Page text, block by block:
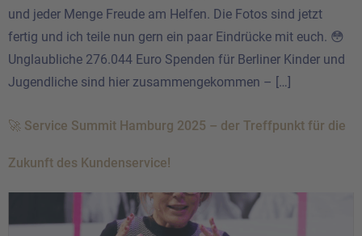
und jeder Menge Freude am Helfen. Die Fotos sind jetzt
fertig und ich teile nun gern ein paar Eindrücke mit euch. 😳
Unglaubliche 276.044 Euro Spenden für Berliner Kinder und
Jugendliche sind hier zusammengekommen – […]
🚀 Service Summit Hamburg 2025 – der Treffpunkt für die
Zukunft des Kundenservice!